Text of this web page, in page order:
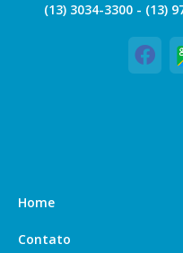
(13) 3034-3300 - (13)
Home
Contato